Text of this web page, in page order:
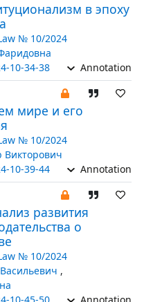
в эпоху
№ 10/2024
10-34-38 Annotation
мире и его
№ 10/2024
10-39-44 Annotation
развития
о
№ 10/2024
,